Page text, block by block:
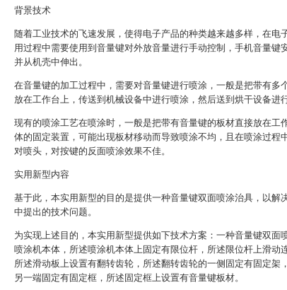
背景技术
随着工业技术的飞速发展，使得电子产品的种类越来越多样，在电
用过程中需要使用到音量键对外放音量进行手动控制，手机音量键
并从机壳中伸出。
在音量键的加工过程中，需要对音量键进行喷涂，一般是把带有多
放在工作台上，传送到机械设备中进行喷涂，然后送到烘干设备进
现有的喷涂工艺在喷涂时，一般是把带有音量键的板材直接放在工
体的固定装置，可能出现板材移动而导致喷涂不均，且在喷涂过程
对喷头，对按键的反面喷涂效果不佳。
实用新型内容
基于此，本实用新型的目的是提供一种音量键双面喷涂治具，以解
中提出的技术问题。
为实现上述目的，本实用新型提供如下技术方案：一种音量键双面
喷涂机本体，所述喷涂机本体上固定有限位杆，所述限位杆上滑动
所述滑动板上设置有翻转齿轮，所述翻转齿轮的一侧固定有固定架
另一端固定有固定框，所述固定框上设置有音量键板材。